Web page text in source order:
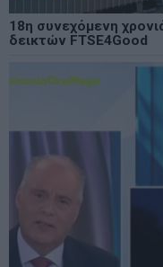
18η συνεχόμενη
δεικτών FTSE4Good